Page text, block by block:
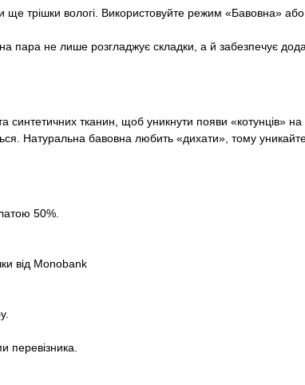
трішки вологі. Використовуйте режим «Бавовна»
не лише розгладжує складки, а й забезпечує
тканин, щоб уникнути появи «котунців» на
Натуральна бавовна любить «дихати», тому
50%.
від Monobank
перевізника.